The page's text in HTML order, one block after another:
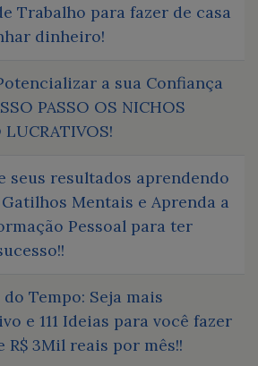
Trabalho para fazer de casa
dinheiro!
a sua Confiança
PASSO OS NICHOS
seus resultados aprendendo
Gatilhos Mentais e Aprenda a
Pessoal para ter
Tempo: Seja mais
e 111 Ideias para você fazer
R$ 3Mil reais por mês!!